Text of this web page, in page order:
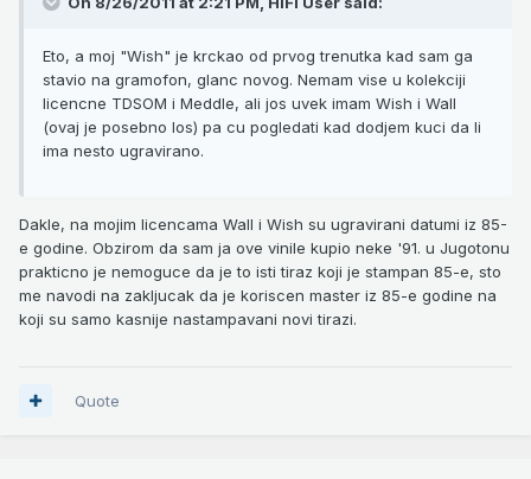
Eto, a moj "Wish" je krckao od prvog trenutka kad sam ga
stavio na gramofon, glanc novog. Nemam vise u kolekciji
licencne TDSOM i Meddle, ali jos uvek imam Wish i Wall
(ovaj je posebno los) pa cu pogledati kad dodjem kuci da li
ima nesto ugravirano.
Dakle, na mojim licencama Wall i Wish su ugravirani datumi iz 85-
e godine. Obzirom da sam ja ove vinile kupio neke '91. u Jugotonu
prakticno je nemoguce da je to isti tiraz koji je stampan 85-e, sto
me navodi na zakljucak da je koriscen master iz 85-e godine na
koji su samo kasnije nastampavani novi tirazi.
Quote